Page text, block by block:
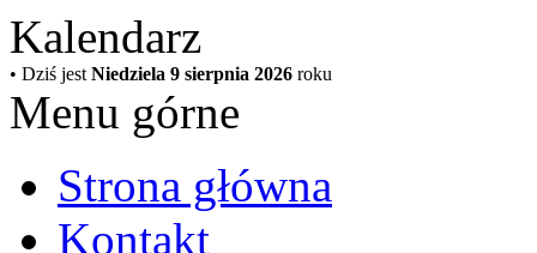
Kalendarz
• Dziś jest Niedziela 9 sierpnia 2026 roku
Menu górne
Strona główna
Kontakt